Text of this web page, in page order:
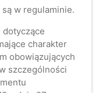
w regulaminie.
charakter
obowiązujących
szczególności